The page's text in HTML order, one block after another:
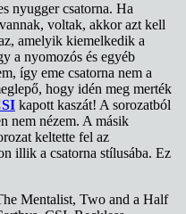
nyugger csatorna. Ha
voltak, akkor azt kell
amelyik kiemelkedik a
a nyomozós és egyéb
így eme csatorna nem a
hogy idén meg merték
kapott kaszát! A sorozatból
nem nézem. A másik
keltette fel az
illik a csatorna stílusába. Ez
Mentalist, Two and a Half